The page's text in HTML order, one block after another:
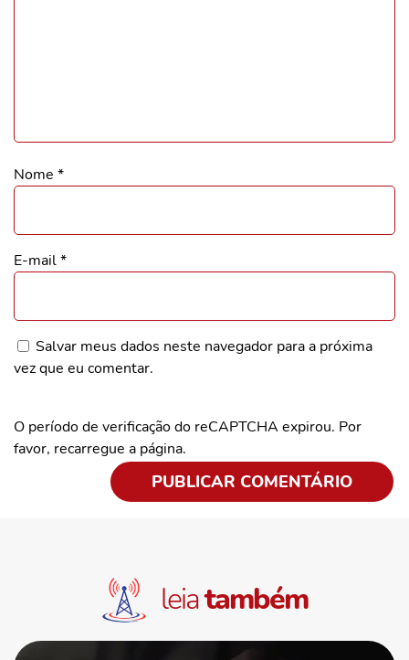
Nome *
E-mail*
Salvar meus dados neste navegador para a próxima
vez que eu comentar.
O período de verificação do reCAPTCHA expirou. Por
favor, recarregue a página.
leiatambém